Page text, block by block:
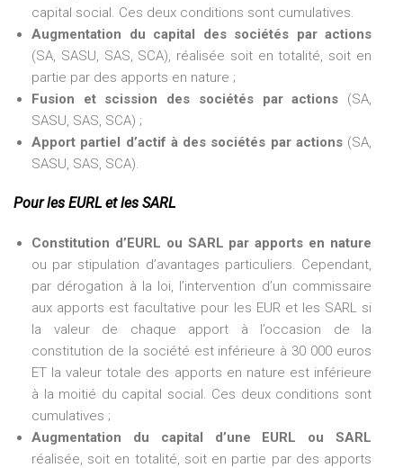
capital social. Ces deux conditions sont cumulatives.
Augmentation du capital des sociétés par actions
(SA, SASU, SAS, SCA), réalisée soit en totalité, soit en
partie par des apports en nature ;
Fusion et scission des sociétés par actions (SA,
SASU, SAS, SCA) ;
Apport partiel d’actif à des sociétés par actions(SA,
SASU, SAS, SCA).
Pour les EURL et les SARL
Constitution d’EURL ou SARL par apports en nature
ou par stipulation d’avantages particuliers. Cependant,
par dérogation à la loi, l’intervention d’un commissaire
aux apports est facultative pour les EUR et les SARL si
la valeur de chaque apport à l’occasion de la
constitution de la société est inférieure à 30 000 euros
ET la valeur totale des apports en nature est inférieure
à la moitié du capital social. Ces deux conditions sont
cumulatives ;
Augmentation du capital d’une EURL ou SARL
réalisée, soit en totalité, soit en partie par des apports